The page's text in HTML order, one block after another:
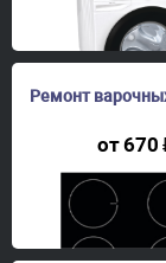
Ремонт
от670